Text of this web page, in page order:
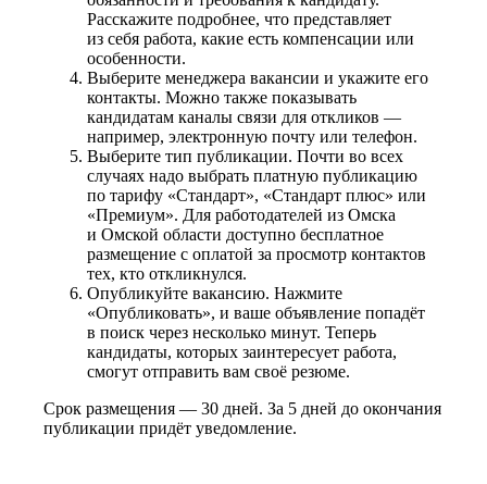
Расскажите подробнее, что представляет
из себя работа, какие есть компенсации или
особенности.
Выберите менеджера вакансии и укажите его
контакты. Можно также показывать
кандидатам каналы связи для откликов —
например, электронную почту или телефон.
Выберите тип публикации. Почти во всех
случаях надо выбрать платную публикацию
по тарифу «Стандарт», «Стандарт плюс» или
«Премиум». Для работодателей из Омска
и Омской области доступно бесплатное
размещение с оплатой за просмотр контактов
тех, кто откликнулся.
Опубликуйте вакансию. Нажмите
«Опубликовать», и ваше объявление попадёт
в поиск через несколько минут. Теперь
кандидаты, которых заинтересует работа,
смогут отправить вам своё резюме.
Срок размещения — 30 дней. За 5 дней до окончания
публикации придёт уведомление.